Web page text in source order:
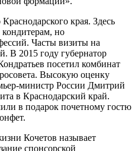
края. Здесь
кондитерам, но
Часты визиты на
В 2015 году губернатор
посетил комбинат
Высокую оценку
министр России Дмитрий
в Краснодарский край.
в подарок почетному гостю
Кочетов называет
спонсорской